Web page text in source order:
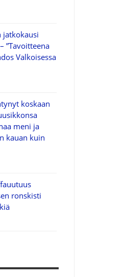
”Tavoitteena
Valkoisessa
koskaan
meni ja
kauan kuin
ronskisti